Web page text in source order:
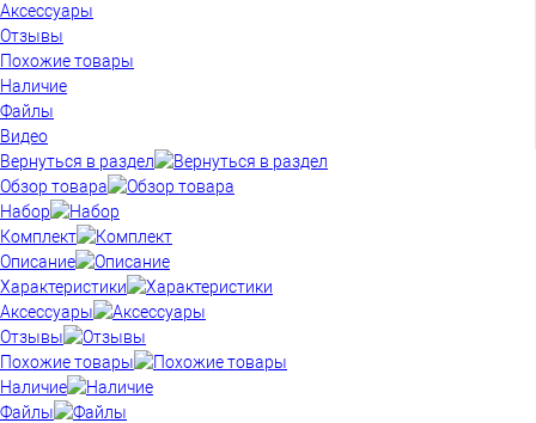
Аксессуары
Отзывы
Похожие товары
Наличие
Файлы
Видео
Вернуться в раздел
Обзор товара
Набор
Комплект
Описание
Характеристики
Аксессуары
Отзывы
Похожие товары
Наличие
Файлы